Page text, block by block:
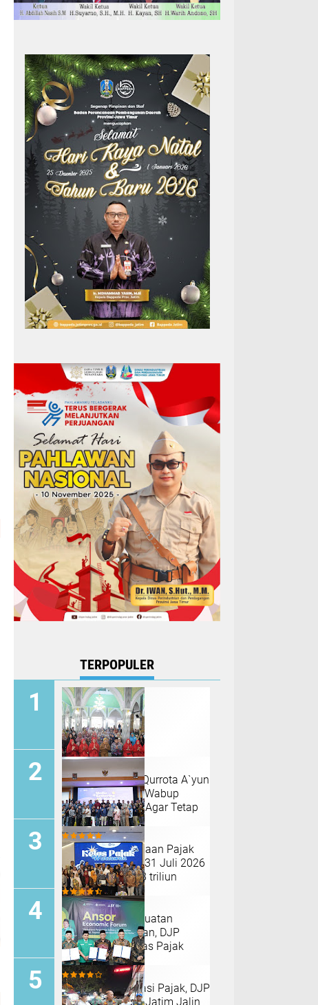
TERPOPULER
Pengajian Rutin Qurrota A`yun
Sidoarjo Dihadiri Wabup
Mimik, Titip Do'a Agar Tetap
Amanah
Capaian Penerimaan Pajak
DJP Jatim II, Per 31 Juli 2026
Tembus Rp16, 08 triliun
Tingkatkan Penguatan
Literasi Perpajakan, DJP
Jatim I Gelar Kelas Pajak
Wartawan
Tingkatkan Literasi Pajak, DJP
Jatim–GP Ansor Jatim Jalin